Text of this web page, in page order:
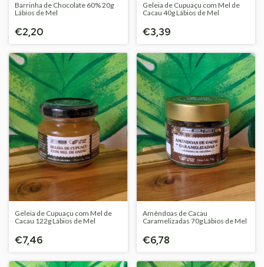
Barrinha de Chocolate 60% 20g
Lábios de Mel
€2,20
Geleia de Cupuaçu com Mel de
Cacau 40g Lábios de Mel
€3,39
Geleia de Cupuaçu com Mel de
Cacau 122g Lábios de Mel
€7,46
Amêndoas de Cacau
Caramelizadas 70g Lábios de Mel
€6,78